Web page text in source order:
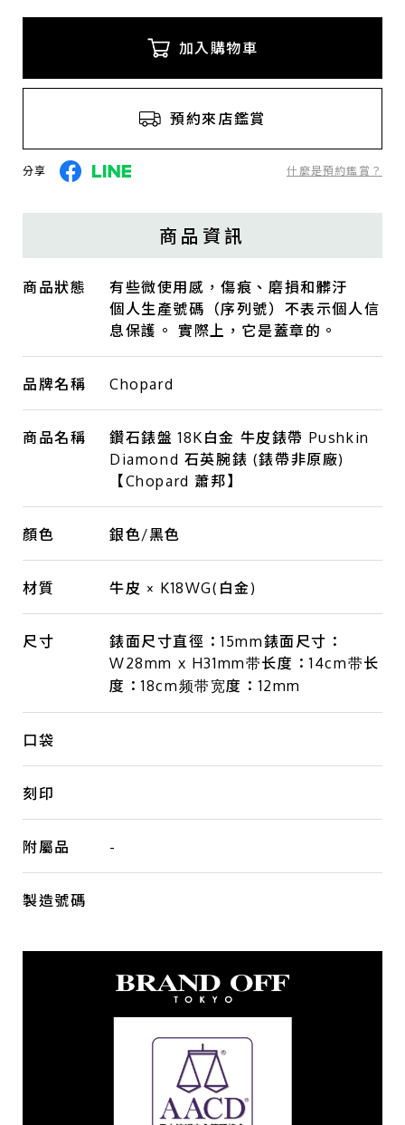
加入購物車
預約來店鑑賞
分享 什麼是預約鑑賞？
商品資訊
商品狀態
有些微使用感，傷痕、磨損和髒汙
個人生產號碼（序列號）不表示個人信
息保護。 實際上，它是蓋章的。
品牌名稱 Chopard
商品名稱
鑽石錶盤 18K白金 牛皮錶帶 Pushkin
Diamond 石英腕錶 (錶帶非原廠)
【Chopard 蕭邦】
顏色 銀色/黑色
材質 牛皮 × K18WG(白金)
尺寸
錶面尺寸直徑：15mm錶面尺寸：
W28mm x H31mm带长度：14cm带长
度：18cm频带宽度：12mm
口袋
刻印
附屬品 -
製造號碼